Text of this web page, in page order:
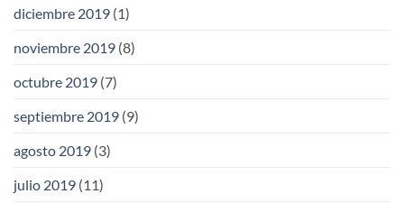
diciembre 2019 (1)
noviembre 2019 (8)
octubre 2019 (7)
septiembre 2019 (9)
agosto 2019 (3)
julio 2019 (11)